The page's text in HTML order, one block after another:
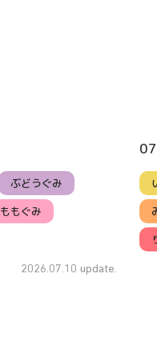
ぶどうぐみ
ももぐみ
2026.07.10 update.